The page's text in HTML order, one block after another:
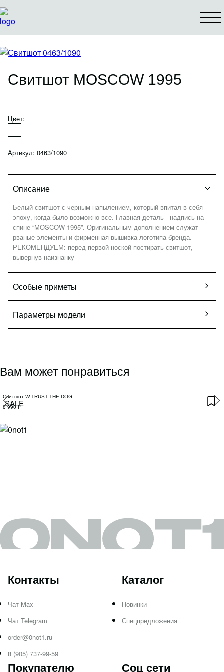
Свитшот MOSCOW 1995
Цвет:
Артикул: 0463/1090
Описание
Белый свитшот с черным напылением, который впитал в себя
эпоху, когда было возможно все. Главная деталь - надпись на
спине “MOSCOW 1995”. Оригинальным дополнением служат
рваные элементы и фирменная вышивка логотипа бренда.
РЕКОМЕНДУЕМ: перед первой ноской постирать свитшот,
вывернув наизнанку
Особые приметы
Параметры модели
Вам может понравиться
SALE
Свитшот W TRUST THE DOG
8 990 ₽
Каталог
Новинки
Спецпредложения
Покупателю
Контакты
Чат Max
Чат Telegram
order@0not1.ru
8 (905) 737-99-59
Соц сети
КАТАЛОГ
О БРЕНДЕ
КОНТАКТЫ
КОЛЛАБОРАЦИИ
Как оформить заказ
Оплата и доставка
Условия возврата
Политика конфиденциальности
Публичная оферта
Оптовым клиентам